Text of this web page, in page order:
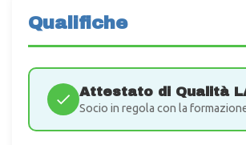
Qualifiche
Attestato di Qualità
Socio in regola con la